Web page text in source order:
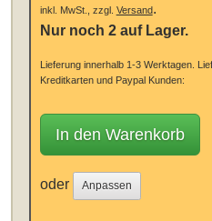
inkl. MwSt., zzgl. Versand.
Nur noch 2 auf Lager.
Lieferung innerhalb 1-3 Werktagen.
Kreditkarten und Paypal Kunden:
In den Warenkorb
oder Anpassen